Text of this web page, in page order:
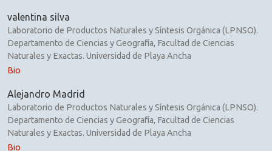
valentina silva
Laboratorio de Productos Naturales y Síntesis Orgánica (LPNSO).
Departamento de Ciencias y Geografía, Facultad de Ciencias
Naturales y Exactas. Universidad de Playa Ancha
Bio
Alejandro Madrid
Laboratorio de Productos Naturales y Síntesis Orgánica (LPNSO).
Departamento de Ciencias y Geografía, Facultad de Ciencias
Naturales y Exactas. Universidad de Playa Ancha
Bio